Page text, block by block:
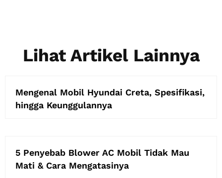
Lihat Artikel Lainnya
Mengenal Mobil Hyundai Creta, Spesifikasi,
hingga Keunggulannya
5 Penyebab Blower AC Mobil Tidak Mau
Mati & Cara Mengatasinya